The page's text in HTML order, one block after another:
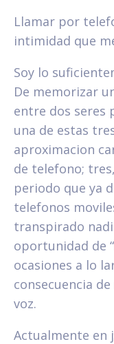
Llamar por
intimidad que
Soy lo
De memorizar
entre dos seres
una de estas
aproximacion
de telefono;
periodo que ya
telefonos
transpirado
oportunidad de
ocasiones a lo
consecuencia
voz.
Actualmente en